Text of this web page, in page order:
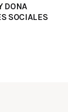
DONA
SOCIALES